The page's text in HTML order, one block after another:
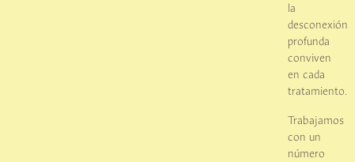
la
desconexión
profunda
conviven
en cada
tratamiento.
Trabajamos
con un
número